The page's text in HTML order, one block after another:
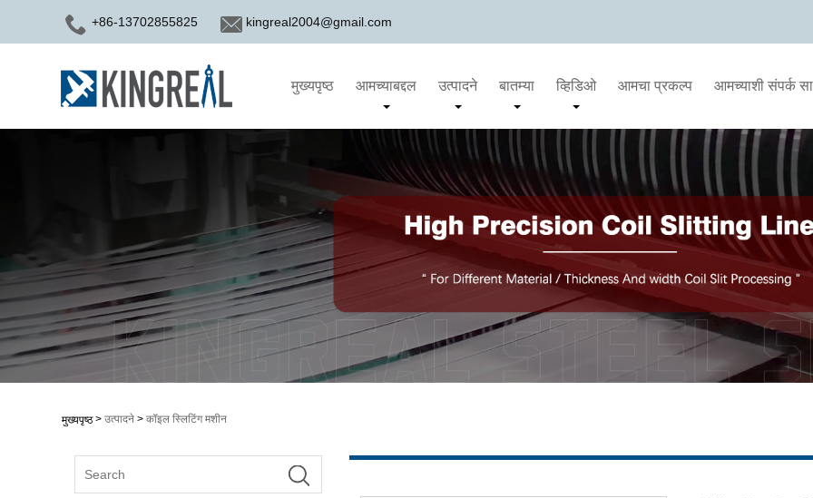
+86-13702855825 kingreal2004@gmail.com
मुख्यपृष्ठ आमच्याबद्दल उत्पादने बातम्या व्हिडिओ आमचा प्रकल्प आमच्याशी संपर्क
मुख्यपृष्ठ > उत्पादने >कॉइल स्लिटिंग मशीन